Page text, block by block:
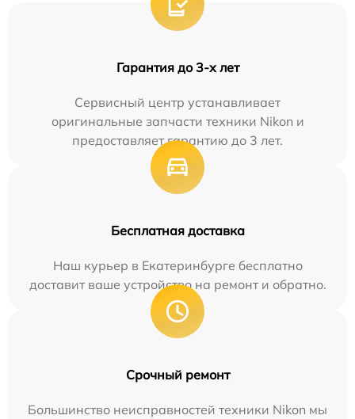
Гарантия до 3-х лет
Сервисный центр устанавливает
оригинальные запчасти техники Nikon и
предоставляет гарантию до 3 лет.
Бесплатная доставка
Наш курьер в Екатеринбурге бесплатно
доставит ваше устройство на ремонт и обратно.
Срочный ремонт
Большинство неисправностей техники Nikon мы